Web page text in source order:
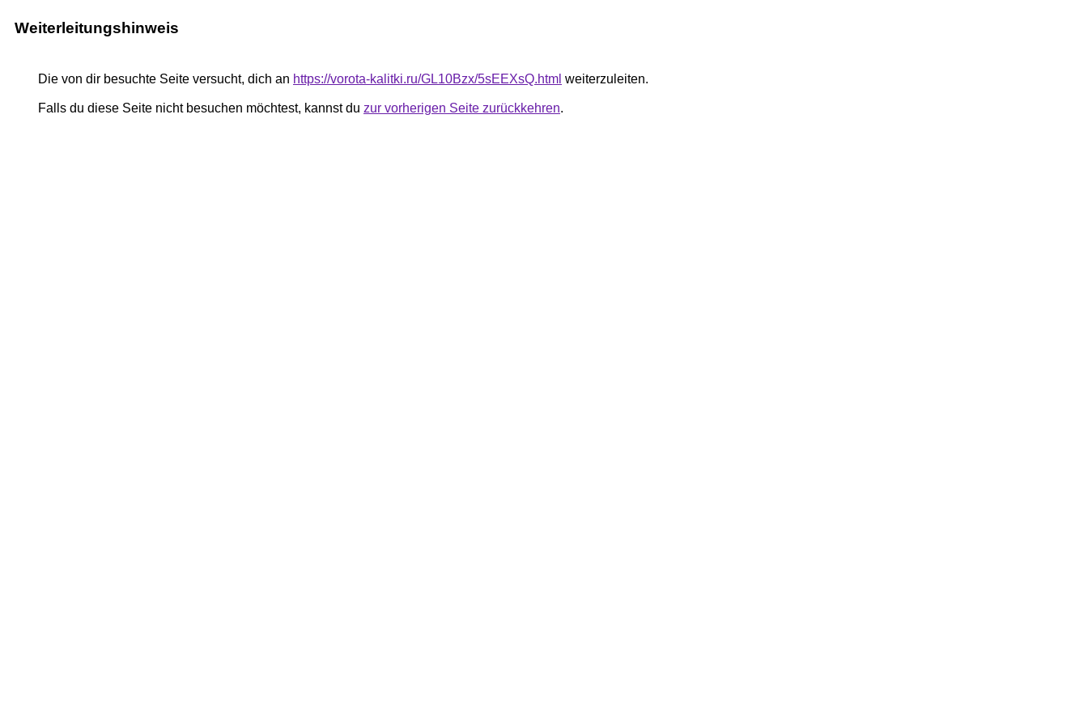
Weiterleitungshinweis
Die von dir besuchte Seite versucht, dich an https://vorota-kalitki.ru/GL10Bzx/5sEEXsQ.html weiterzuleiten.
Falls du diese Seite nicht besuchen möchtest, kannst du zur vorherigen Seite zurückkehren.